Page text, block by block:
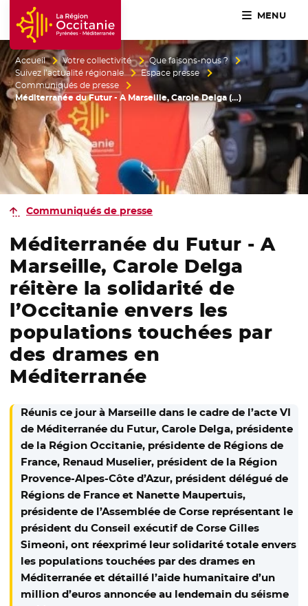
Accueil Région Occitanie / Pyrénées-Méditerranée
MENU
Accueil Votre collectivité
Que faisons-nous ?
Suivez l’actualité régionale
Espace presse
Communiqués de presse
Méditerranée du Futur - A Marseille, Carole Delga (…)
Communiqués de presse
Méditerranée du Futur - A
Marseille, Carole Delga
réitère la solidarité de
l’Occitanie envers les
populations touchées par
des drames en
Méditerranée
Réunis ce jour à Marseille dans le cadre de l’acte VI
de Méditerranée du Futur, Carole Delga, présidente
de la Région Occitanie, présidente de Régions de
France, Renaud Muselier, président de la Région
Provence-Alpes-Côte d’Azur, président délégué de
Régions de France et Nanette Maupertuis,
présidente de l’Assemblée de Corse représentant le
président du Conseil exécutif de Corse Gilles
Simeoni, ont réexprimé leur solidarité totale envers
les populations touchées par des drames en
Méditerranée et détaillé l’aide humanitaire d’un
million d’euros annoncée au lendemain du séisme